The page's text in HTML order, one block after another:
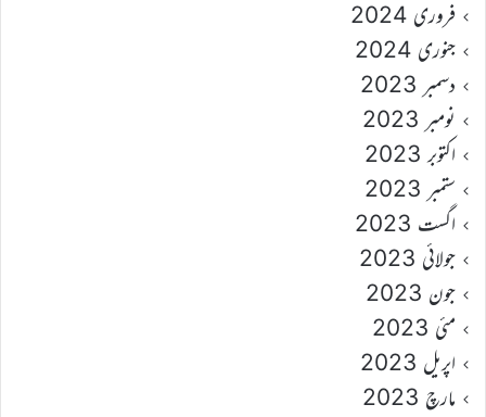
فروری 2024
جنوری 2024
دسمبر 2023
نومبر 2023
اکتوبر 2023
ستمبر 2023
اگست 2023
جولائی 2023
جون 2023
مئی 2023
اپریل 2023
مارچ 2023